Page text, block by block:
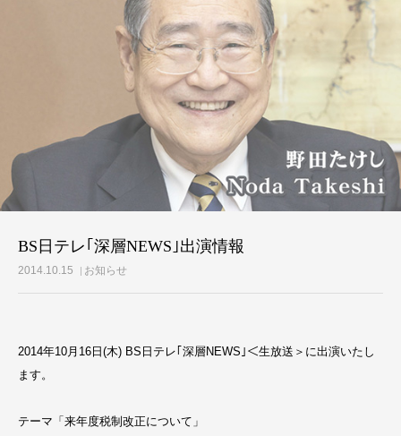
BS日テレ｢深層NEWS｣出演情報
2014.10.15 お知らせ
2014年10月16日(木) BS日テレ｢深層NEWS｣＜生放送＞に出演いたし
ます。
テーマ「来年度税制改正について」
ご意見・メール